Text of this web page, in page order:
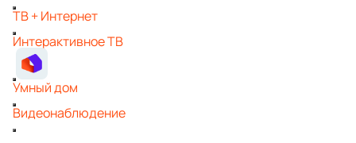
ТВ + Интернет
Интерактивное ТВ
Умный дом
Видеонаблюдение